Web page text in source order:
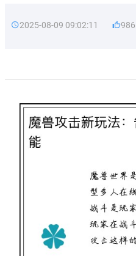
2025-08-09 09:02:11 986